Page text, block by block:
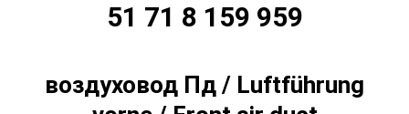
51 71 8 159 959
воздуховод Пд / Luftführung